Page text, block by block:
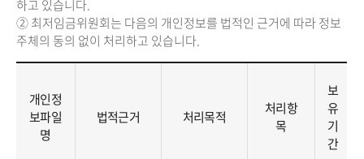
하고 있습니다.
② 최저임금위원회는 다음의 개인정보를 법적인 근거에 따라 정보
주체의 동의 없이 처리하고 있습니다.
개인정
보파일
명
법적근거 처리목적
처리항
목
보
유
기
간